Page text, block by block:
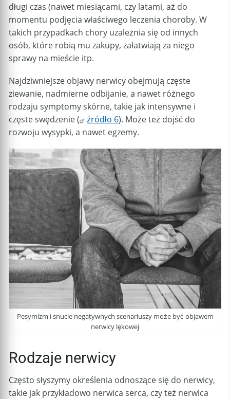
długi czas (nawet miesiącami, czy latami, aż do
momentu podjęcia właściwego leczenia choroby. W
takich przypadkach chory uzależnia się od innych
osób, które robią mu zakupy, załatwiają za niego
sprawy na mieście itp.
Najdziwniejsze objawy nerwicy obejmują częste
ziewanie, nadmierne odbijanie, a nawet różnego
rodzaju symptomy skórne, takie jak intensywne i
częste swędzenie (
źródło 6). Może też dojść do
rozwoju wysypki, a nawet egzemy.
Pesymizm i snucie negatywnych scenariuszy może być objawem
nerwicy lękowej
Rodzaje nerwicy
Często słyszymy określenia odnoszące się do nerwicy,
takie jak przykładowo nerwica serca, czy też nerwica